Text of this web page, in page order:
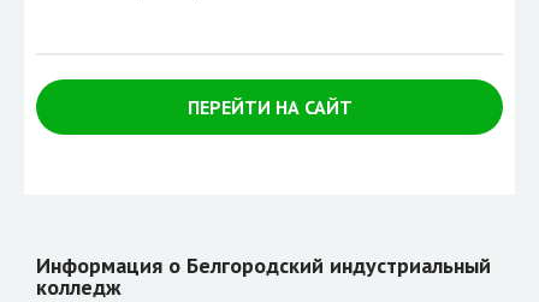
ПЕРЕЙТИ НА САЙТ
Информация о Белгородский индустриальный
колледж